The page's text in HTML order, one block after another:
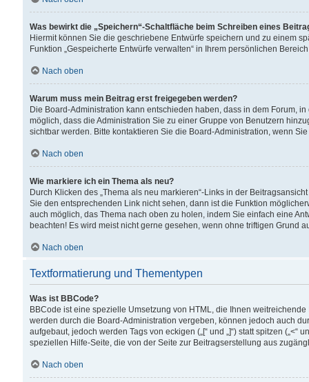
Was bewirkt die „Speichern“-Schaltfläche beim Schreiben eines
Hiermit können Sie die geschriebene Entwürfe speichern und zu einem
Funktion „Gespeicherte Entwürfe verwalten“ in Ihrem persönlichen
Nach oben
Warum muss mein Beitrag erst freigegeben werden?
Die Board-Administration kann entschieden haben, dass in dem Forum,
möglich, dass die Administration Sie zu einer Gruppe von Benutzern
sichtbar werden. Bitte kontaktieren Sie die Board-Administration, wenn
Nach oben
Wie markiere ich ein Thema als neu?
Durch Klicken des „Thema als neu markieren“-Links in der
Sie den entsprechenden Link nicht sehen, dann ist die Funktion
auch möglich, das Thema nach oben zu holen, indem Sie einfach eine
beachten! Es wird meist nicht gerne gesehen, wenn ohne triftigen Grund
Nach oben
Textformatierung und Thementypen
Was ist BBCode?
BBCode ist eine spezielle Umsetzung von HTML, die Ihnen
werden durch die Board-Administration vergeben, können jedoch auch
aufgebaut, jedoch werden Tags von eckigen („[“ und „]“) statt spitzen
speziellen Hilfe-Seite, die von der Seite zur Beitragserstellung aus
Nach oben